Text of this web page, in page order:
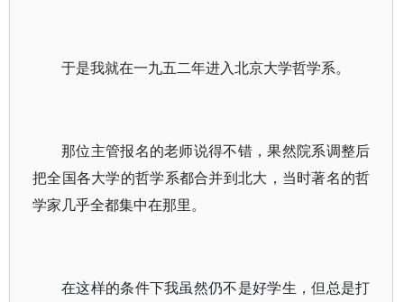
于是我就在一九五二年进入北京大学哲学系。
那位主管报名的老师说得不错，果然院系调整后
把全国各大学的哲学系都合并到北大，当时著名的哲
学家几乎全都集中在那里。
在这样的条件下我虽然仍不是好学生，但总是打